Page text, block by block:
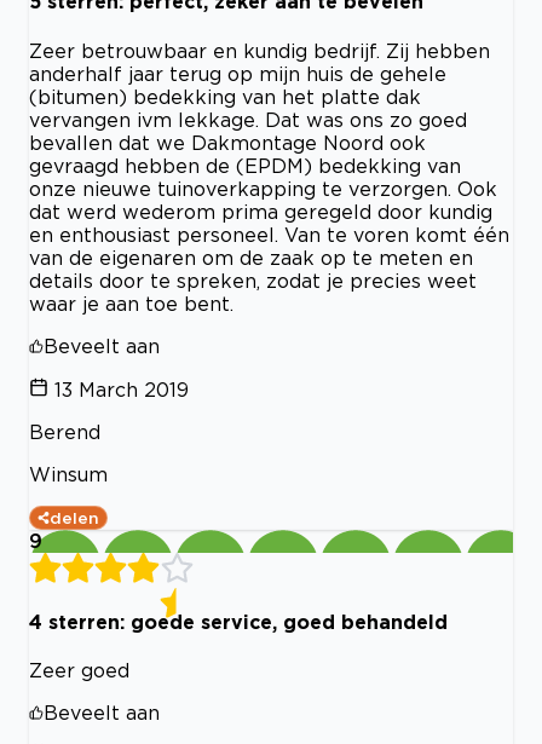
Zeer betrouwbaar en kundig bedrijf. Zij hebben
anderhalf jaar terug op mijn huis de gehele
(bitumen) bedekking van het platte dak
vervangen ivm lekkage. Dat was ons zo goed
bevallen dat we Dakmontage Noord ook
gevraagd hebben de (EPDM) bedekking van
onze nieuwe tuinoverkapping te verzorgen. Ook
dat werd wederom prima geregeld door kundig
en enthousiast personeel. Van te voren komt één
van de eigenaren om de zaak op te meten en
details door te spreken, zodat je precies weet
waar je aan toe bent.
Beveelt aan
13 March 2019
Berend
Winsum
delen
9
4 sterren: goede service, goed behandeld
Zeer goed
Beveelt aan